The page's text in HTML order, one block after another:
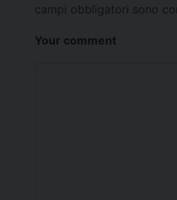
campi obbligatori sono
Your comment